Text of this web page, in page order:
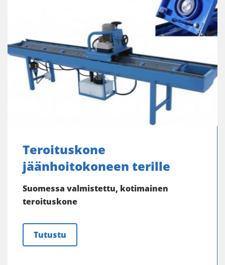
Teroituskone
jäänhoitokoneen terille
Suomessa valmistettu, kotimainen
teroituskone
Tutustu